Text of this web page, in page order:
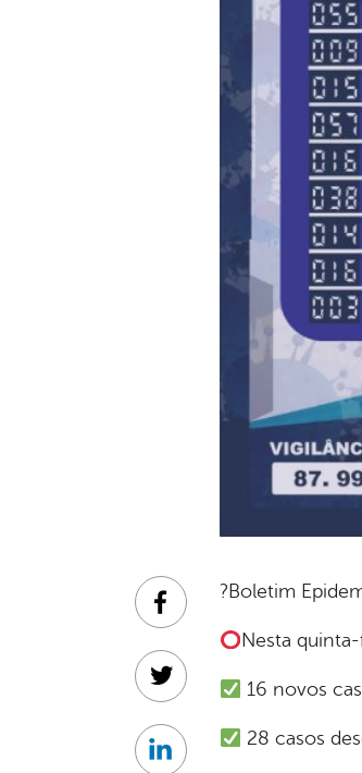
?Boletim
Nesta
16 novos
28 casos
Facebook
Twitter
Linkedin